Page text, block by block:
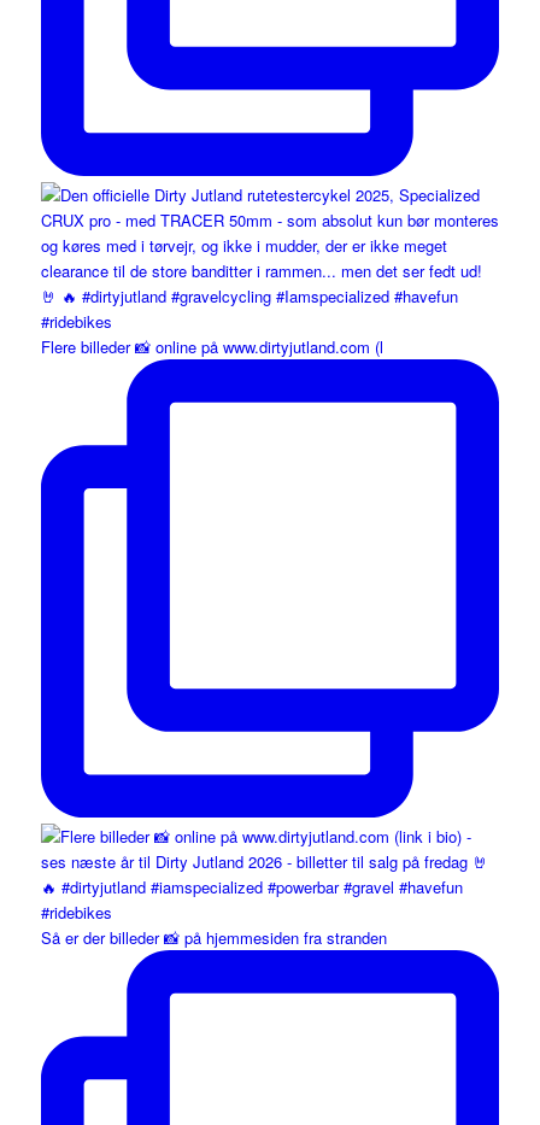
Flere billeder 📸 online på www.dirtyjutland.com (l
Så er der billeder 📸 på hjemmesiden fra stranden